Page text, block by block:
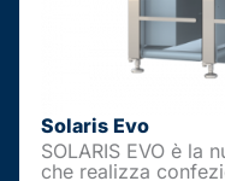
Solaris Evo
SOLARIS EVO è la
che realizza